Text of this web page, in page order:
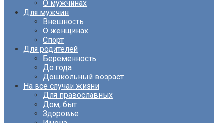
О мужчинах
Для мужчин
Внешность
О женщинах
Спорт
Для родителей
Беременность
До года
Дошкольный возраст
На все случаи жизни
Для православных
Дом, быт
Здоровье